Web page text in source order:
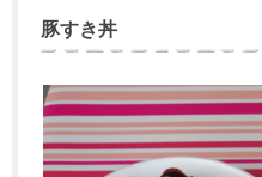
豚すき丼